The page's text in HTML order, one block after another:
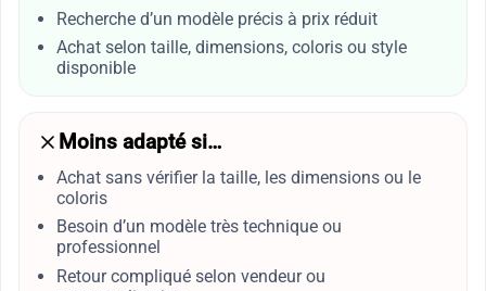
Recherche d’un modèle précis à prix réduit
Achat selon taille, dimensions, coloris ou style
disponible
Moins adapté si…
Achat sans vérifier la taille, les dimensions ou le
coloris
Besoin d’un modèle très technique ou
professionnel
Retour compliqué selon vendeur ou